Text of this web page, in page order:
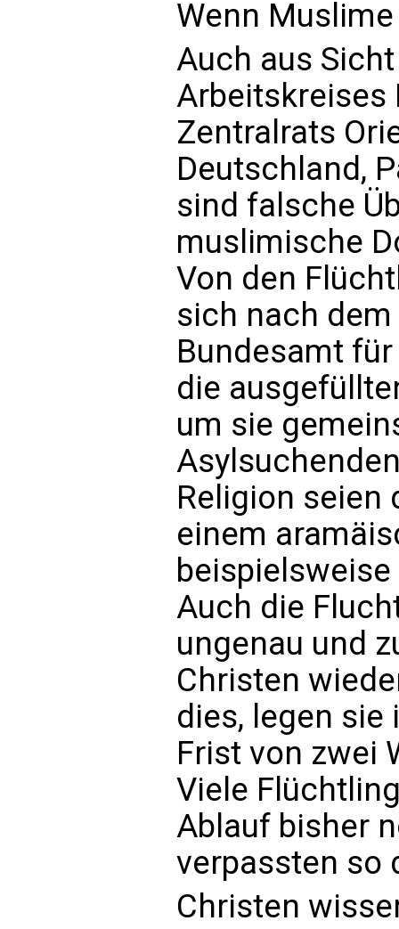
Wenn
Auch aus
Arbeitskreises
Zentralrats
Deutschland,
sind falsche
muslimische
Von den
sich nach
Bundesamt
die
um sie
Religion seien
einem
Auch die
ungenau und
Christen
dies, legen
Frist von zwei
Viele
Ablauf bisher
verpassten so
Christen